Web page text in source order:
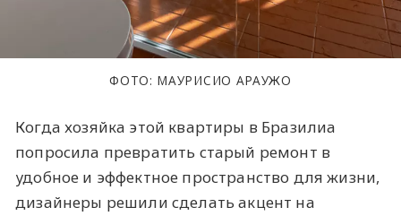
ФОТО: МАУРИСИО АРАУЖО
Когда хозяйка этой квартиры в Бразилиа
попросила превратить старый ремонт в
удобное и эффектное пространство для жизни,
дизайнеры решили сделать акцент на